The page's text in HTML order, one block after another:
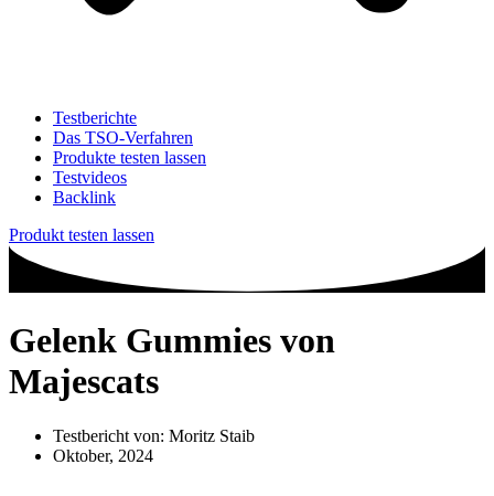
Testberichte
Das TSO-Verfahren
Produkte testen lassen
Testvideos
Backlink
Produkt testen lassen
Gelenk Gummies von
Majescats
Testbericht von: Moritz Staib
Oktober, 2024